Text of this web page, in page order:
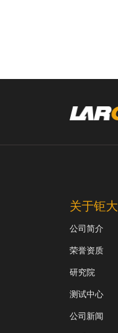
关于钜大
公司简介
荣誉资质
研究院
测试中心
公司新闻